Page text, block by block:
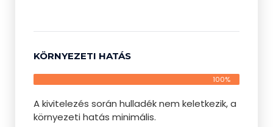
KÖRNYEZETI HATÁS
100%
A kivitelezés során hulladék nem keletkezik, a
környezeti hatás minimális.